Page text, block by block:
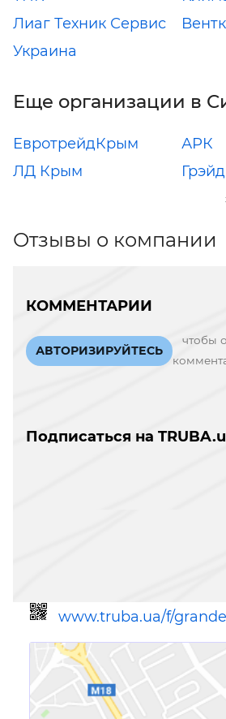
Лиаг Техник Сервис
Украина
Еще организации в
ЕвротрейдКрым
АРК
ЛД Крым
Отзывы о компании
КОММЕНТАРИИ
АВТОРИЗИРУЙТЕСЬ
чтобы
Подписаться на
www.truba.ua/f/